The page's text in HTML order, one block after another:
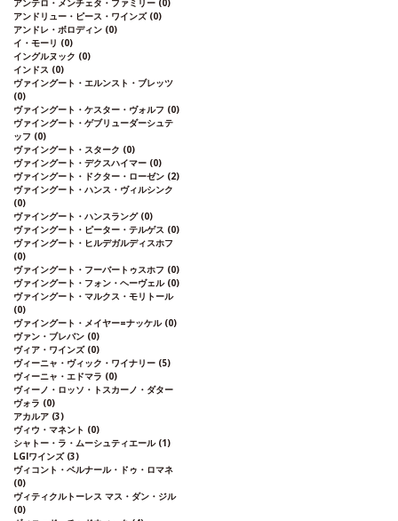
アンテロ・メンチェタ・ファミリー (0)
アンドリュー・ピース・ワインズ (0)
アンドレ・ボロディン (0)
イ・モーリ (0)
イングルヌック (0)
インドス (0)
ヴァイングート・エルンスト・ブレッツ
(0)
ヴァイングート・ケスター・ヴォルフ (0)
ヴァイングート・ゲブリューダーシュテ
ッフ (0)
ヴァイングート・スターク (0)
ヴァイングート・デクスハイマー (0)
ヴァイングート・ドクター・ローゼン (2)
ヴァイングート・ハンス・ヴィルシンク
(0)
ヴァイングート・ハンスラング (0)
ヴァイングート・ピーター・テルゲス (0)
ヴァイングート・ヒルデガルディスホフ
(0)
ヴァイングート・フーバートゥスホフ (0)
ヴァイングート・フォン・ヘーヴェル (0)
ヴァイングート・マルクス・モリトール
(0)
ヴァイングート・メイヤー=ナッケル (0)
ヴァン・ブレバン (0)
ヴィア・ワインズ (0)
ヴィーニャ・ヴィック・ワイナリー (5)
ヴィーニャ・エドマラ (0)
ヴィーノ・ロッソ・トスカーノ・ダター
ヴォラ (0)
アカルア (3)
ヴィウ・マネント (0)
シャトー・ラ・ムーシュティエール (1)
LGIワインズ (3)
ヴィコント・ベルナール・ドゥ・ロマネ
(0)
ヴィティクルトーレス マス・ダン・ジル
(0)